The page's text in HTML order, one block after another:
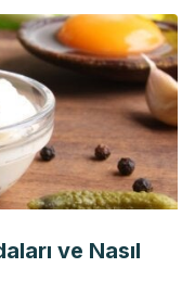
ve Nasıl